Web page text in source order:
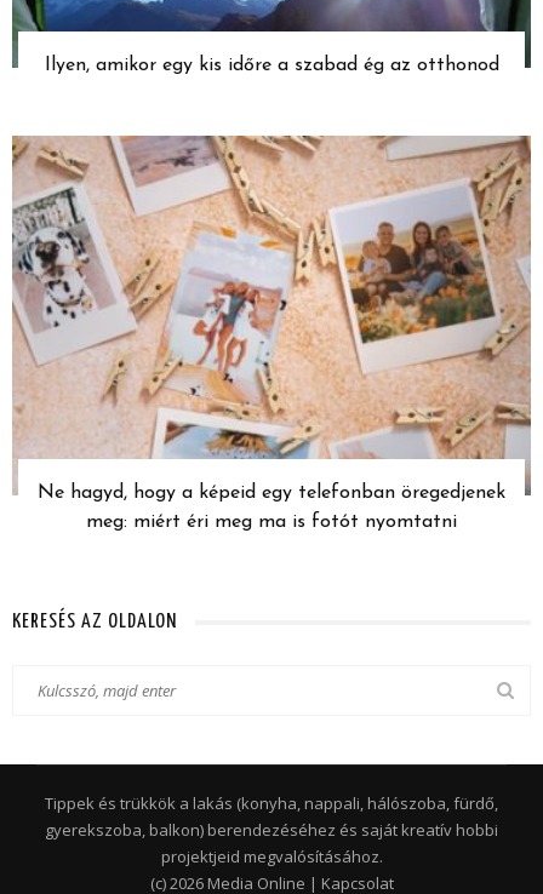
Ilyen, amikor egy kis időre a szabad ég az otthonod
Ne hagyd, hogy a képeid egy telefonban öregedjenek
meg: miért éri meg ma is fotót nyomtatni
KERESÉS AZ OLDALON
Tippek és trükkök a lakás (konyha, nappali, hálószoba, fürdő,
gyerekszoba, balkon) berendezéséhez és saját kreatív hobbi
projektjeid megvalósításához.
(c) 2026 Media Online | Kapcsolat